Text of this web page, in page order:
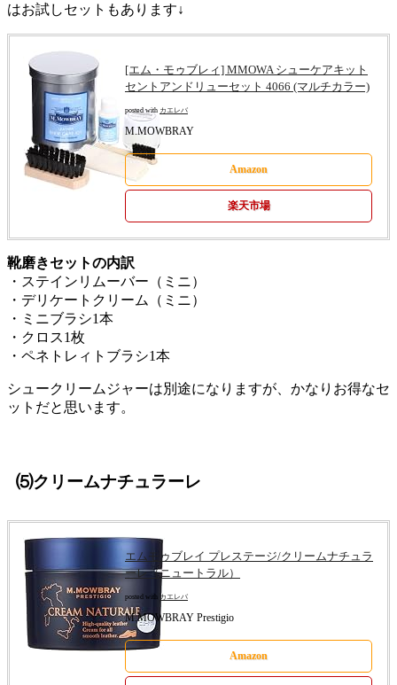
はお試しセットもあります↓
[エム・モゥブレィ] MMOWA シューケアキット
セントアンドリューセット 4066 (マルチカラー)
posted with カエレバ
M.MOWBRAY
Amazon
楽天市場
靴磨きセットの内訳
・ステインリムーバー（ミニ）
・デリケートクリーム（ミニ）
・ミニブラシ1本
・クロス1枚
・ペネトレィトブラシ1本
シュークリームジャーは別途になりますが、かなりお得なセ
ットだと思います。
⑸クリームナチュラーレ
エムモゥブレイ プレステージ/クリームナチュラ
ーレ（ニュートラル）
posted with カエレバ
M.MOWBRAY Prestigio
Amazon